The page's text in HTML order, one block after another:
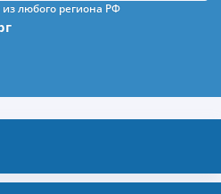
любого региона РФ